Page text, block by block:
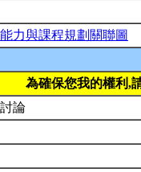
力與課程規劃關聯圖
為確保您我的權利,
論